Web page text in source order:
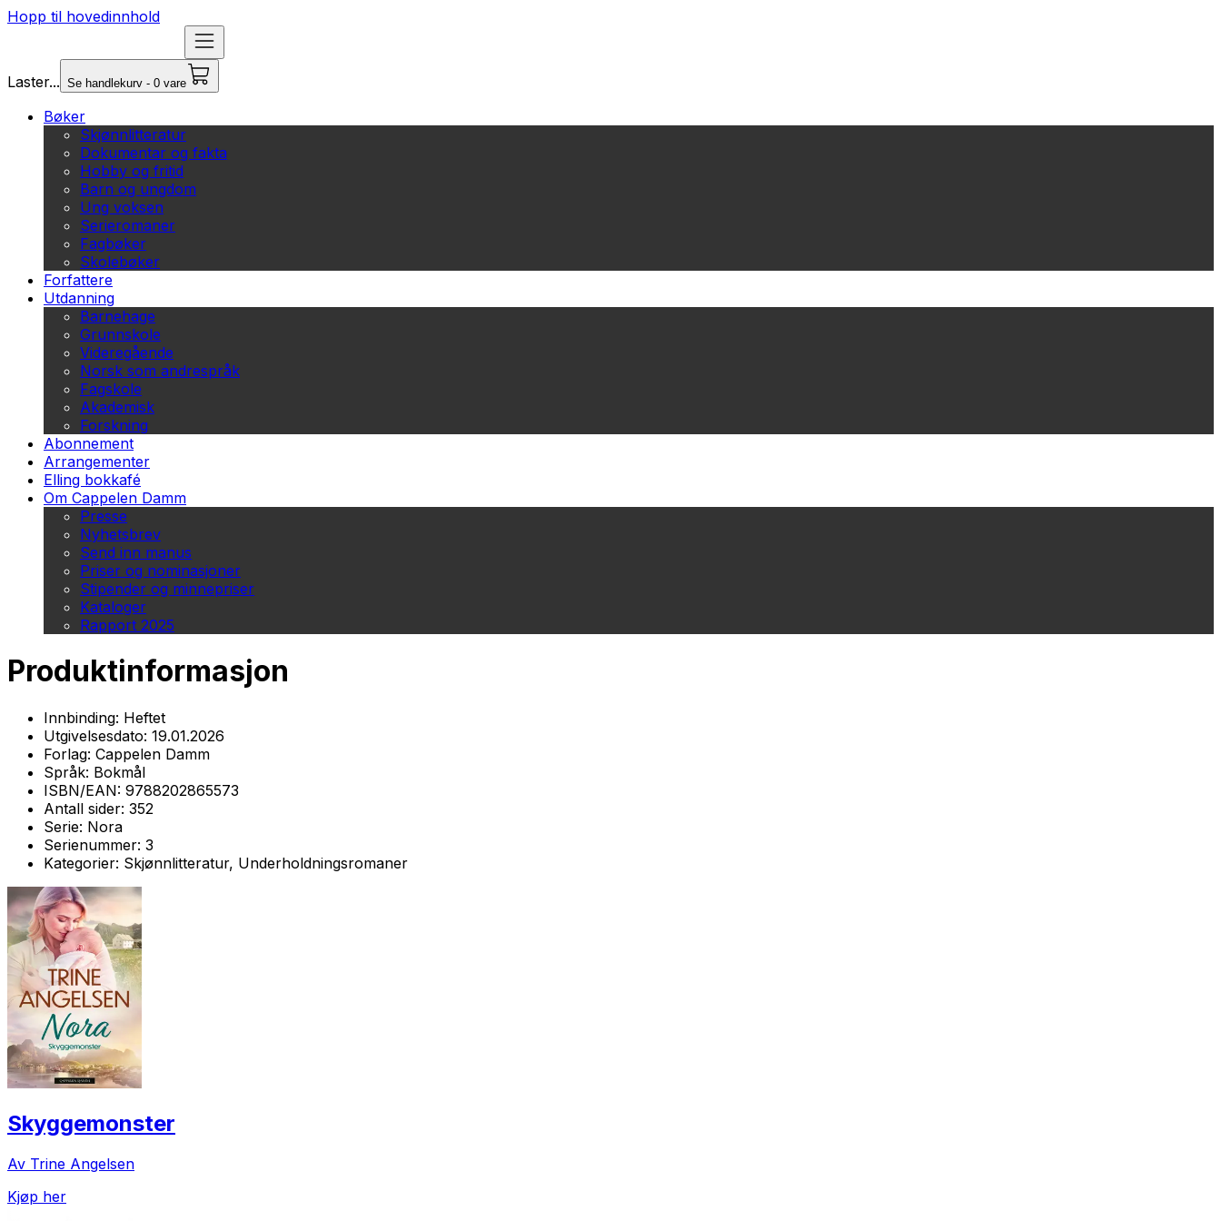
Hopp til hovedinnhold
Laster... Se handlekurv - 0 vare
Bøker
Skjønnlitteratur
Dokumentar og fakta
Hobby og fritid
Barn og ungdom
Ung voksen
Serieromaner
Fagbøker
Skolebøker
Forfattere
Utdanning
Barnehage
Grunnskole
Videregående
Norsk som andrespråk
Fagskole
Akademisk
Forskning
Abonnement
Arrangementer
Elling bokkafé
Om Cappelen Damm
Presse
Nyhetsbrev
Send inn manus
Priser og nominasjoner
Stipender og minnepriser
Kataloger
Rapport 2025
Produktinformasjon
Innbinding: Heftet
Utgivelsesdato: 19.01.2026
Forlag: Cappelen Damm
Språk: Bokmål
ISBN/EAN: 9788202865573
Antall sider: 352
Serie: Nora
Serienummer: 3
Kategorier: Skjønnlitteratur, Underholdningsromaner
Skyggemonster
Av Trine Angelsen
Kjøp her